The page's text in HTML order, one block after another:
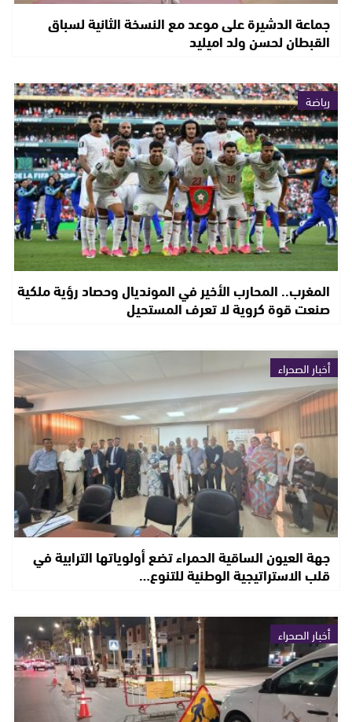
جماعة الدشيرة على موعد مع النسخة الثانية لسباق
القبطان لحسن ولد اميليد
رياضة
المغرب.. المحارب الأخير في المونديال وحصاد رؤية ملكية
صنعت قوة كروية لا تعرف المستحيل
أخبار الصحراء
جهة العيون الساقية الحمراء تضع أولوياتها الترابية في
قلب الاستراتيجية الوطنية للتنوع…
أخبار الصحراء